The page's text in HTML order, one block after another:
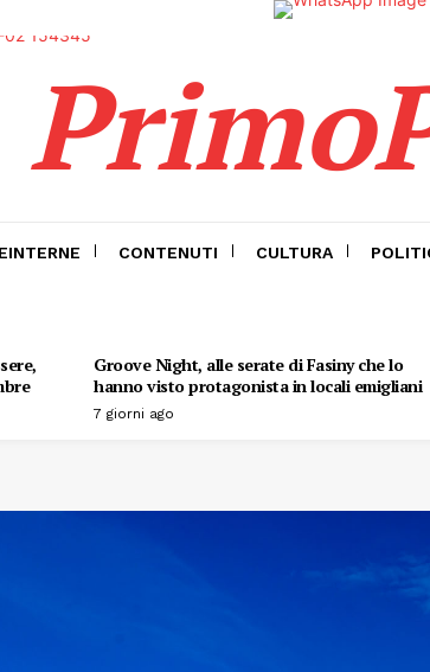
CONTENUTI CULTURA
Groove Night, alle serate di Fasiny che lo
hanno visto protagonista in locali emigliani
7 giorni ago